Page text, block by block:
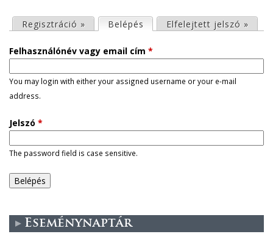
l
s
ő
d
l
e
e
Regisztráció » Belépés (aktív fül)Elfelejtett jelszó »
Felhasználónév vagy email cím *
You may login with either your assigned username or your e-mail
address.
Jelszó *
The password field is case sensitive.
Eseménynaptár